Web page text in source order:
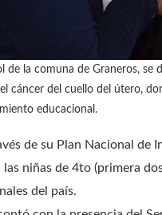
de la comuna de Graneros,
cáncer del cuello del útero,
educacional.
de su Plan Nacional
niñas de 4to (primera
del país.